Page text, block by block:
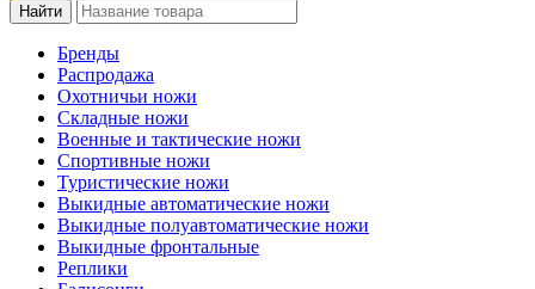
Бренды
Распродажа
Охотничьи ножи
Складные ножи
Военные и тактические ножи
Спортивные ножи
Туристические ножи
Выкидные автоматические ножи
Выкидные полуавтоматические ножи
Выкидные фронтальные
Реплики